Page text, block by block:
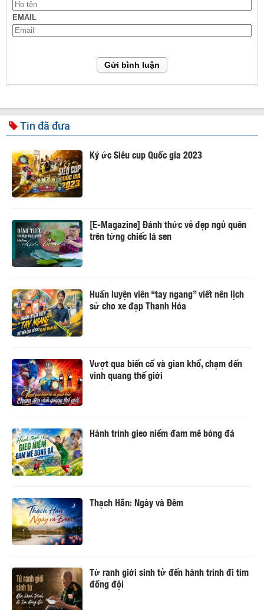
EMAIL
Gửi bình luận
Tin đã đưa
Ký ức Siêu cup Quốc gia 2023
[E-Magazine] Đánh thức vẻ đẹp ngủ quên
trên từng chiếc lá sen
Huấn luyện viên “tay ngang” viết nên lịch
sử cho xe đạp Thanh Hóa
Vượt qua biến cố và gian khổ, chạm đến
vinh quang thế giới
Hành trình gieo niềm đam mê bóng đá
Thạch Hãn: Ngày và Đêm
Từ ranh giới sinh tử đến hành trình đi tìm
đồng đội